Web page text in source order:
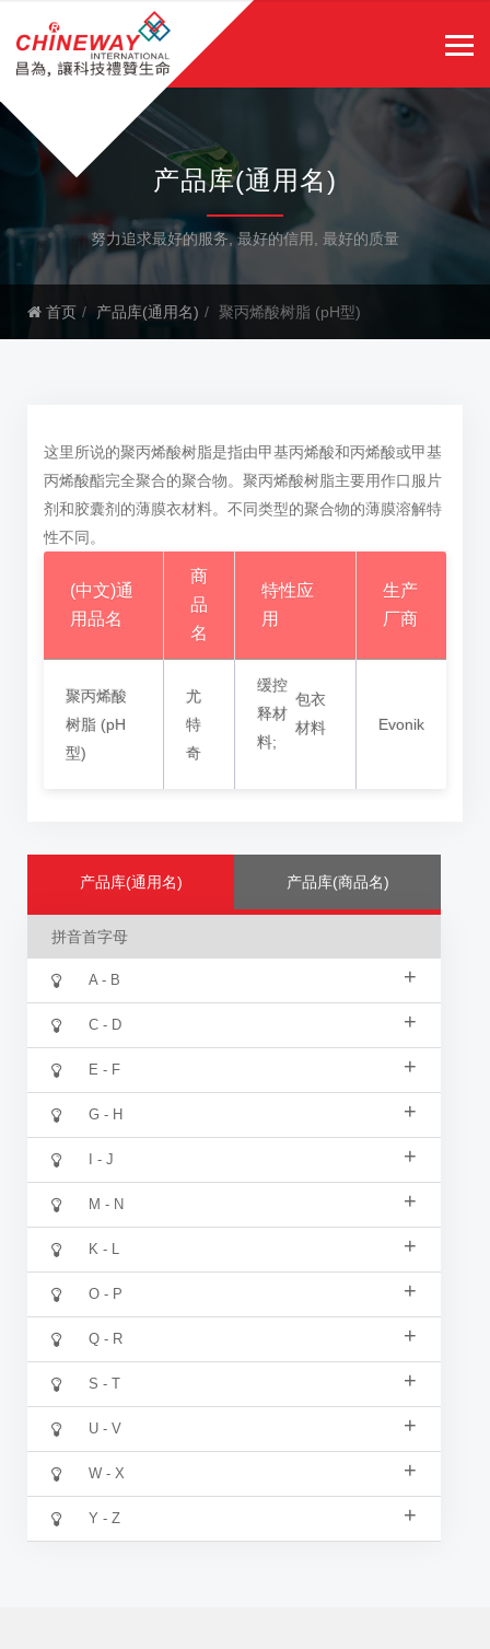
产品库(通用名)
努力追求最好的服务, 最好的信用, 最好的质量
首页 产品库(通用名) 聚丙烯酸树脂 (pH型)
这里所说的聚丙烯酸树脂是指由甲基丙烯酸和丙烯酸或甲基
丙烯酸酯完全聚合的聚合物。聚丙烯酸树脂主要用作口服片
剂和胶囊剂的薄膜衣材料。不同类型的聚合物的薄膜溶解特
性不同。
(中文)通
用品名
商
品
名
特性应
用
生产
厂商
聚丙烯酸
树脂 (pH
型)
尤
特
奇
缓控
释材
料;
包衣
材料
Evonik
产品库(通用名) 产品库(商品名)
拼音首字母
A - B +
C - D +
E - F +
G - H +
I - J +
M - N +
K - L +
O - P +
Q - R +
S - T +
U - V +
W - X +
Y - Z +